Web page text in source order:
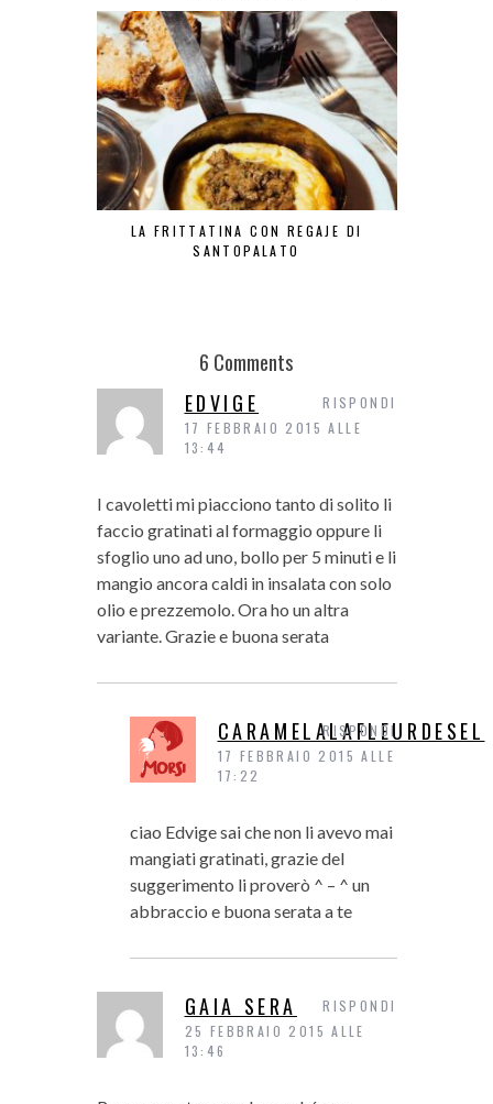
LA FRITTATINA CON REGAJE DI
SANTOPALATO
6 Comments
EDVIGE
17 FEBBRAIO 2015 ALLE
13:44
I cavoletti mi piacciono tanto di solito li
faccio gratinati al formaggio oppure li
sfoglio uno ad uno, bollo per 5 minuti e li
mangio ancora caldi in insalata con solo
olio e prezzemolo. Ora ho un altra
variante. Grazie e buona serata
RISPONDI
CARAMELALAFLEURDESEL
17 FEBBRAIO 2015 ALLE
17:22
ciao Edvige sai che non li avevo mai
mangiati gratinati, grazie del
suggerimento li proverò ^ – ^ un
abbraccio e buona serata a te
RISPONDI
GAIA SERA
25 FEBBRAIO 2015 ALLE
13:46
RISPONDI